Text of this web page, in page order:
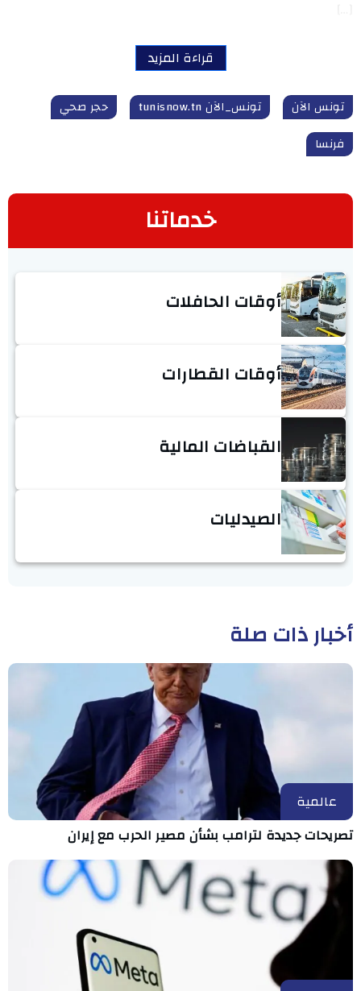
قراءة المزيد
تونس الآن تونس_الآن tunisnow.tn
حجر صحي
فرنسا
خدماتنا
أوقات الحافلات
أوقات القطارات
القباضات المالية
الصيدليات
أخبار ذات صلة
عالمية
تصريحات جديدة لترامب بشأن مصير الحرب مع إيران